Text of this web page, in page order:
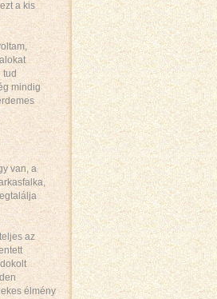
a kis
tud
mindig
van, a
az
élmény